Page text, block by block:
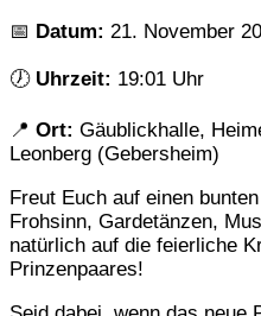
📅 Datum: 21. November
🕖 Uhrzeit: 19:01 Uhr
📍 Ort: Gäublickhalle,
Leonberg (Gebersheim)
Freut Euch auf einen
Frohsinn, Gardetänzen,
natürlich auf die feierliche
Prinzenpaares!